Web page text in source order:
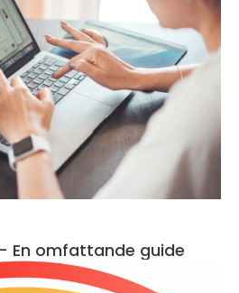
En omfattande guide